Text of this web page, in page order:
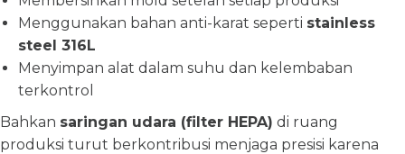
Menggunakan bahan anti-karat seperti stainless
steel 316L
Menyimpan alat dalam suhu dan kelembaban
terkontrol
Bahkan saringan udara (filter HEPA) di ruang
produksi turut berkontribusi menjaga presisi karena